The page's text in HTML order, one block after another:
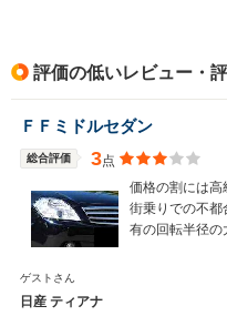
評価の低いレビュー・
ＦＦミドルセダン
総合評価 3点
価格の割には高
街乗りでの不都
有の回転半径の
ゲストさん
日産 ティアナ